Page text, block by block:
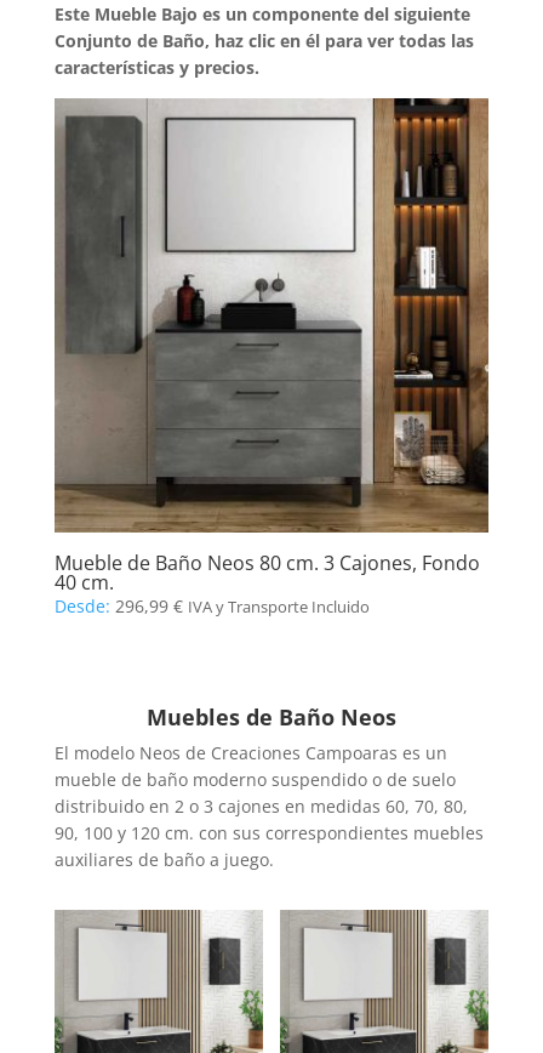
Este Mueble Bajo es un componente del siguiente
Conjunto de Baño, haz clic en él para ver todas las
características y precios.
Mueble de Baño Neos 80 cm. 3 Cajones, Fondo
40 cm.
Desde: 296,99 € IVA y Transporte Incluido
Muebles de Baño Neos
El modelo Neos de Creaciones Campoaras es un
mueble de baño moderno suspendido o de suelo
distribuido en 2 o 3 cajones en medidas 60, 70, 80,
90, 100 y 120 cm. con sus correspondientes muebles
auxiliares de baño a juego.